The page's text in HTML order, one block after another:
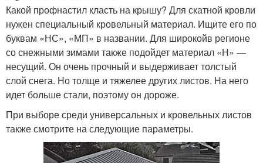
Какой профнастил класть на крышу? Для скатной кровли
нужен специальный кровельный материал. Ищите его по
буквам «НС», «МП» в названии. Для широкойв регионе
со снежными зимами также подойдет материал «Н» —
несущий. Он очень прочный и выдерживает толстый
слой снега. Но толще и тяжелее других листов. На него
идет больше стали, поэтому он дороже.
При выборе среди универсальных и кровельных листов
также смотрите на следующие параметры.